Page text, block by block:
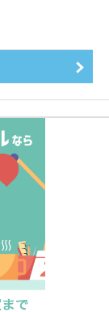
10位にランクイン